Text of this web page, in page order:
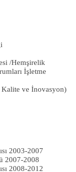
/Hemşirelik
İşletme
Kalite ve İnovasyon)
2003-2007
2007-2008
2008-2012